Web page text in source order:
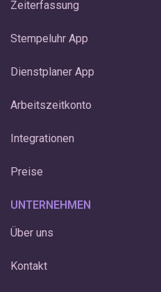
Zeiterfassung
Stempeluhr App
Dienstplaner App
Arbeitszeitkonto
Integrationen
Preise
UNTERNEHMEN
Über uns
Kontakt